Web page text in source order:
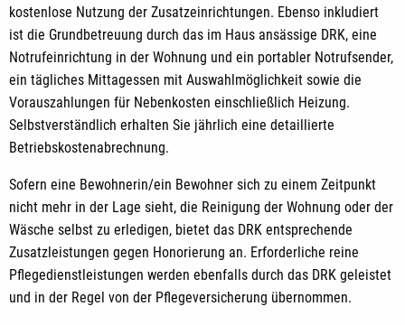
kostenlose Nutzung der Zusatzeinrichtungen. Ebenso inkludiert
ist die Grundbetreuung durch das im Haus ansässige DRK, eine
Notrufeinrichtung in der Wohnung und ein portabler Notrufsender,
ein tägliches Mittagessen mit Auswahlmöglichkeit sowie die
Vorauszahlungen für Nebenkosten einschließlich Heizung.
Selbstverständlich erhalten Sie jährlich eine detaillierte
Betriebskostenabrechnung.
Sofern eine Bewohnerin/ein Bewohner sich zu einem Zeitpunkt
nicht mehr in der Lage sieht, die Reinigung der Wohnung oder der
Wäsche selbst zu erledigen, bietet das DRK entsprechende
Zusatzleistungen gegen Honorierung an. Erforderliche reine
Pflegedienstleistungen werden ebenfalls durch das DRK geleistet
und in der Regel von der Pflegeversicherung übernommen.